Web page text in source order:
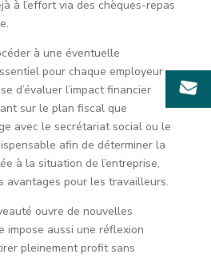
à l’effort via des chèques-repas
à une éventuelle
pour chaque employeur
d’évaluer l’impact financier
sur le plan fiscal que
avec le secrétariat social ou le
afin de déterminer la
à la situation de l’entreprise,
avantages pour les travailleurs.
ouvre de nouvelles
impose aussi une réflexion
pleinement profit sans